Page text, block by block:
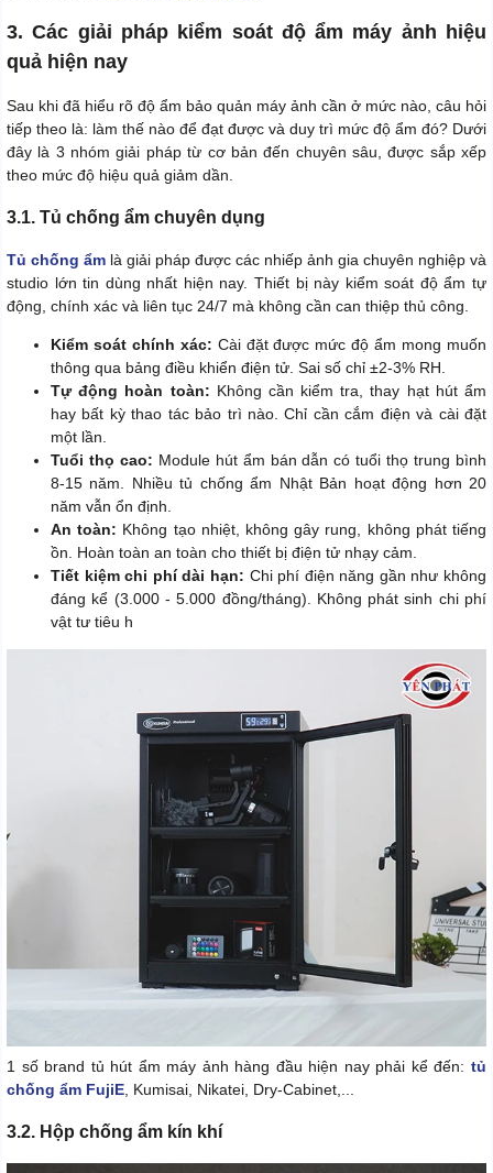
3. Các giải pháp kiểm soát độ ẩm máy ảnh hiệu
quả hiện nay
Sau khi đã hiểu rõ độ ẩm bảo quản máy ảnh cần ở mức nào, câu hỏi
tiếp theo là: làm thế nào để đạt được và duy trì mức độ ẩm đó? Dưới
đây là 3 nhóm giải pháp từ cơ bản đến chuyên sâu, được sắp xếp
theo mức độ hiệu quả giảm dần.
3.1. Tủ chống ẩm chuyên dụng
Tủ chống ẩm là giải pháp được các nhiếp ảnh gia chuyên nghiệp và
studio lớn tin dùng nhất hiện nay. Thiết bị này kiểm soát độ ẩm tự
động, chính xác và liên tục 24/7 mà không cần can thiệp thủ công.
Kiểm soát chính xác: Cài đặt được mức độ ẩm mong muốn
thông qua bảng điều khiển điện tử. Sai số chỉ ±2-3% RH.
Tự động hoàn toàn: Không cần kiểm tra, thay hạt hút ẩm
hay bất kỳ thao tác bảo trì nào. Chỉ cần cắm điện và cài đặt
một lần.
Tuổi thọ cao: Module hút ẩm bán dẫn có tuổi thọ trung bình
8-15 năm. Nhiều tủ chống ẩm Nhật Bản hoạt động hơn 20
năm vẫn ổn định.
An toàn: Không tạo nhiệt, không gây rung, không phát tiếng
ồn. Hoàn toàn an toàn cho thiết bị điện tử nhạy cảm.
Tiết kiệm chi phí dài hạn: Chi phí điện năng gần như không
đáng kể (3.000 - 5.000 đồng/tháng). Không phát sinh chi phí
vật tư tiêu h
1 số brand tủ hút ẩm máy ảnh hàng đầu hiện nay phải kể đến: tủ
chống ẩm FujiE, Kumisai, Nikatei, Dry-Cabinet,...
3.2. Hộp chống ẩm kín khí